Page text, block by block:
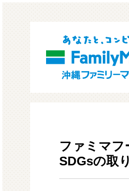
ファミマフ
SDGsの取